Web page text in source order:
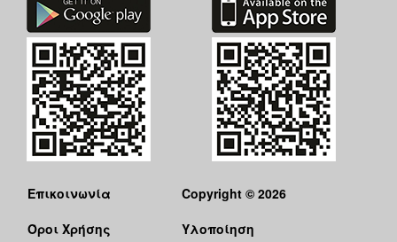
Επικοινωνία
Όροι Χρήσης
Copyright © 2026
Υλοποίηση